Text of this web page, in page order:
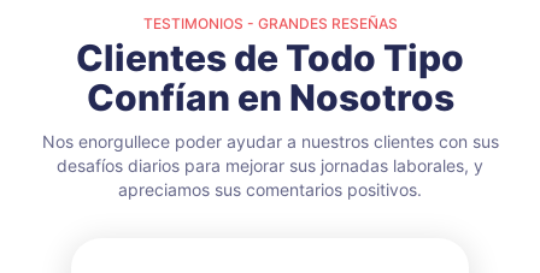
TESTIMONIOS - GRANDES RESEÑAS
Clientes de Todo Tipo
Confían en Nosotros
Nos enorgullece poder ayudar a nuestros clientes con sus
desafíos diarios para mejorar sus jornadas laborales, y
apreciamos sus comentarios positivos.